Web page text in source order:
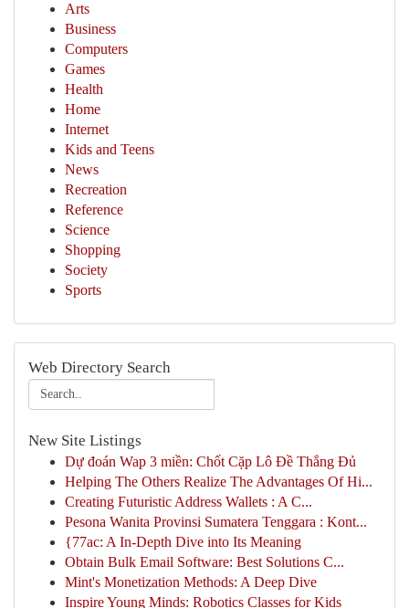
Arts
Business
Computers
Games
Health
Home
Internet
Kids and Teens
News
Recreation
Reference
Science
Shopping
Society
Sports
Web Directory Search
New Site Listings
Dự đoán Wap 3 miền: Chốt Cặp Lô Đề Thắng Đủ
Helping The Others Realize The Advantages Of Hi...
Creating Futuristic Address Wallets : A C...
Pesona Wanita Provinsi Sumatera Tenggara : Kont...
{77ac: A In-Depth Dive into Its Meaning
Obtain Bulk Email Software: Best Solutions C...
Mint's Monetization Methods: A Deep Dive
Inspire Young Minds: Robotics Classes for Kids